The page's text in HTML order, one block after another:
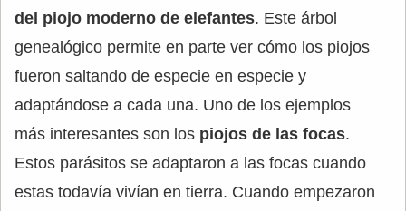
del piojo moderno de elefantes. Este árbol
genealógico permite en parte ver cómo los piojos
fueron saltando de especie en especie y
adaptándose a cada una. Uno de los ejemplos
más interesantes son los piojos de las focas.
Estos parásitos se adaptaron a las focas cuando
estas todavía vivían en tierra. Cuando empezaron